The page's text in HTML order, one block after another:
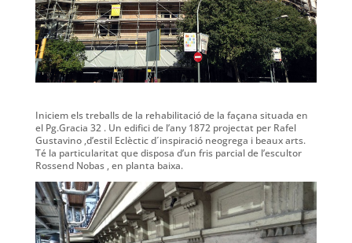
Iniciem els treballs de la rehabilitació de la façana situada en
el Pg.Gracia 32 . Un edifici de l’any 1872 projectat per Rafel
Gustavino ,d’estil Eclèctic d´inspiració neogrega i beaux arts.
Té la particularitat que disposa d’un fris parcial de l’escultor
Rossend Nobas , en planta baixa.